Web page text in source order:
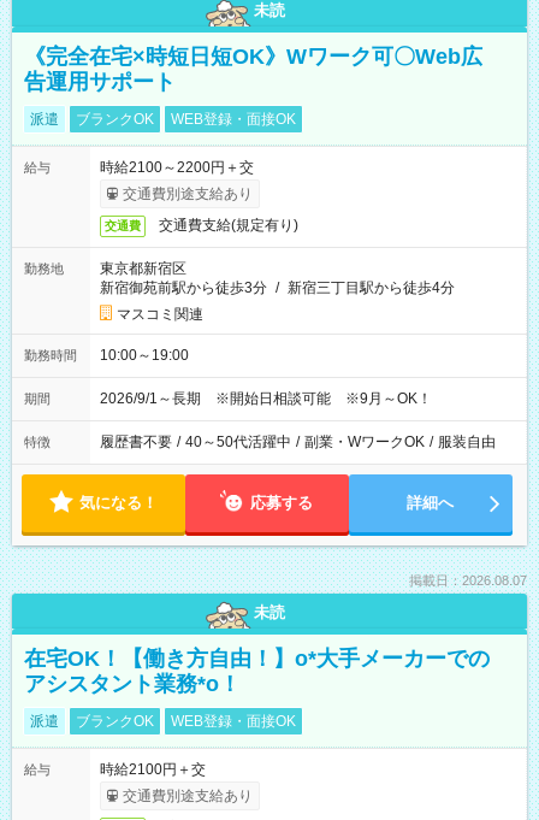
未読
《完全在宅×時短日短OK》Wワーク可〇Web広
告運用サポート
派遣 ブランクOK WEB登録・面接OK
給与
時給2100～2200円＋交
交通費別途支給あり
交通費 交通費支給(規定有り)
勤務地
東京都新宿区
新宿御苑前駅から徒歩3分 / 新宿三丁目駅から徒歩4分
マスコミ関連
勤務時間 10:00～19:00
期間 2026/9/1～長期 ※開始日相談可能 ※9月～OK！
特徴 履歴書不要 / 40～50代活躍中 / 副業・WワークOK / 服装自由
気になる！ 応募する 詳細へ
掲載日：2026.08.07
未読
在宅OK！【働き方自由！】o*大手メーカーでの
アシスタント業務*o！
派遣 ブランクOK WEB登録・面接OK
給与
時給2100円＋交
交通費別途支給あり